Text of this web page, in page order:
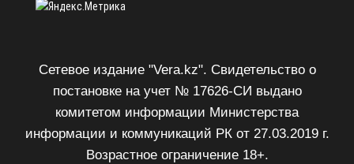
Сетевое издание "Vera.kz". Свидетельство о
постановке на учет № 17626-СИ выдано
комитетом информации Министерства
информации и коммуникаций РК от 27.03.2019 г.
Возрастное ограничение 18+.